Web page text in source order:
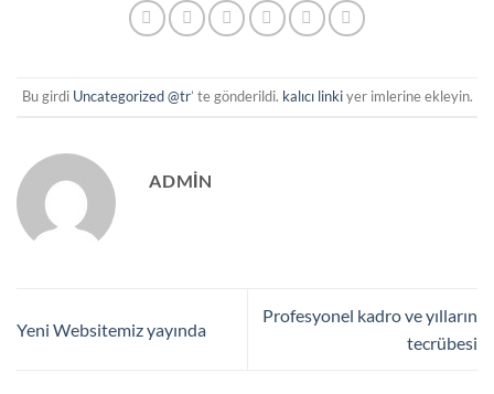
Bu girdi Uncategorized @tr’ te gönderildi. kalıcı linkiyer imlerine ekleyin.
ADMIN
Yeni Websitemiz yayında
Profesyonel kadro ve yılların
tecrübesi